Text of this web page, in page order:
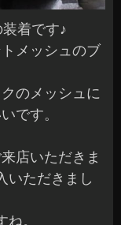
着です♪
メッシュのブ
のメッシュに
です。
店いただきま
いただきまし
。